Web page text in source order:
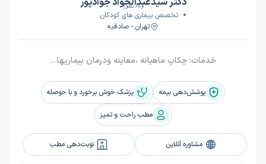
(81 نظر)
تخصص بیماری های کودکان
تهران - صادقیه
خدمات: چکاپ ماهیانه ،معاینه ودرمان بیماریها،تغذیه وواکسیناسیون کامل
پوشش‌دهی بیمه پزشک خوش برخورد و با حوصله
مطب راحت و تمیز
مشاوره آنلاین نوبت‌دهی مطب